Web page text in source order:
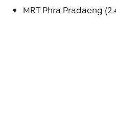
MRT Phra Pradaeng